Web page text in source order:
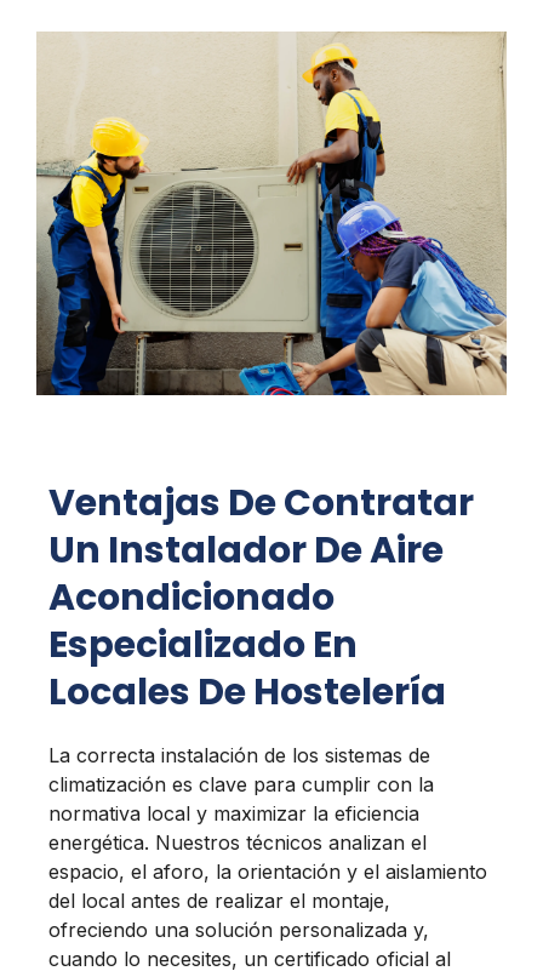
Ventajas De Contratar
Un Instalador De Aire
Acondicionado
Especializado En
Locales De Hostelería
La correcta instalación de los sistemas de
climatización es clave para cumplir con la
normativa local y maximizar la eficiencia
energética. Nuestros técnicos analizan el
espacio, el aforo, la orientación y el aislamiento
del local antes de realizar el montaje,
ofreciendo una solución personalizada y,
cuando lo necesites, un certificado oficial al